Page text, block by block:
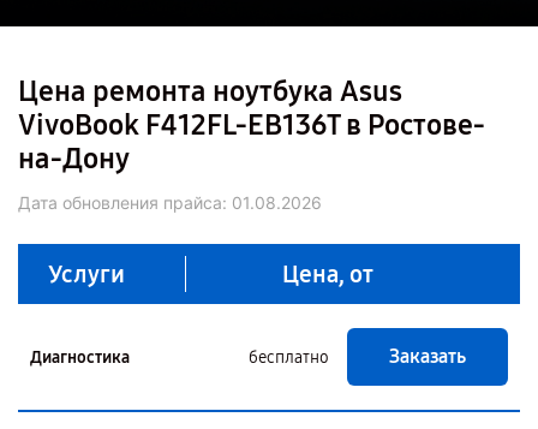
Цена ремонта ноутбука Asus
VivoBook F412FL-EB136T в Ростове-
на-Дону
Дата обновления прайса: 01.08.2026
Услуги Цена, от
Диагностика бесплатно Заказать